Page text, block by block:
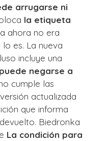
arrugarse ni
la etiqueta
ahora no era
es. La nueva
incluye una
negarse a
cumple las
actualizada
que informa
Biedronka
La condición para